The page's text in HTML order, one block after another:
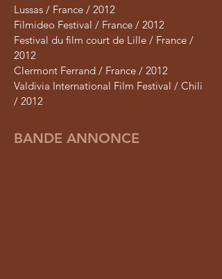
Lussas / France / 2012
Filmideo Festival / France / 2012
Festival du film court de Lille / France /
2012
Clermont Ferrand / France / 2012
Valdivia International Film Festival / Chili
/ 2012
BANDE ANNONCE